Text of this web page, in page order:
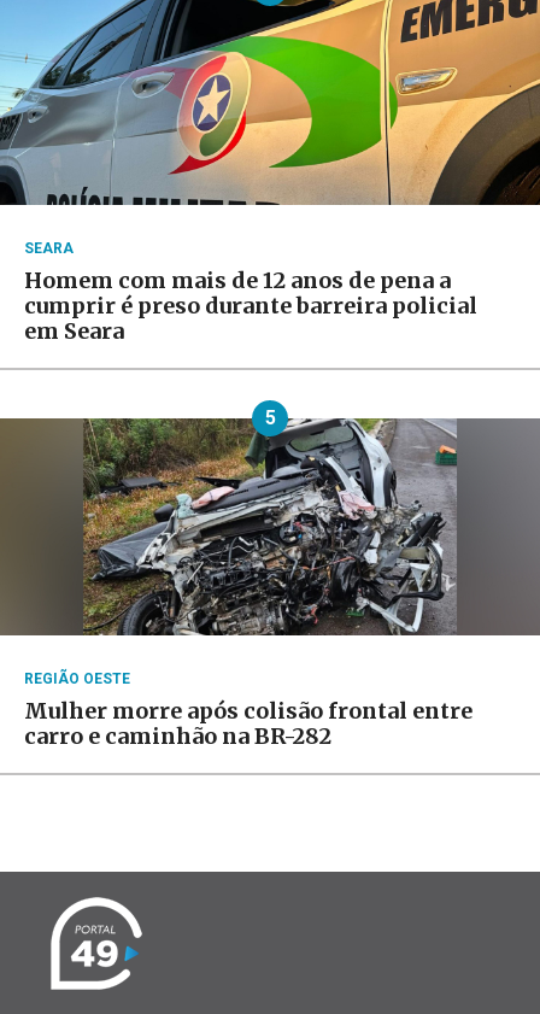
SEARA
Homem com mais de 12 anos de pena a
cumprir é preso durante barreira policial
em Seara
5
REGIÃO OESTE
Mulher morre após colisão frontal entre
carro e caminhão na BR-282